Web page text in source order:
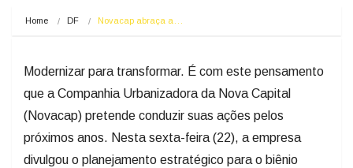
Home DF Novacap abraça a…
Modernizar para transformar. É com este pensamento
que a Companhia Urbanizadora da Nova Capital
(Novacap) pretende conduzir suas ações pelos
próximos anos. Nesta sexta-feira (22), a empresa
divulgou o planejamento estratégico para o biênio